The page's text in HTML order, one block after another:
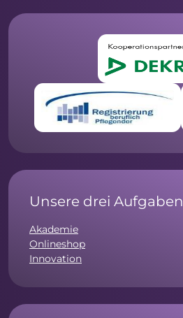
Unsere drei Aufgaben
Akademie
Onlineshop
Innovation